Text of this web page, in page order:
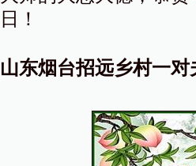
日！
山东烟台招远乡村一